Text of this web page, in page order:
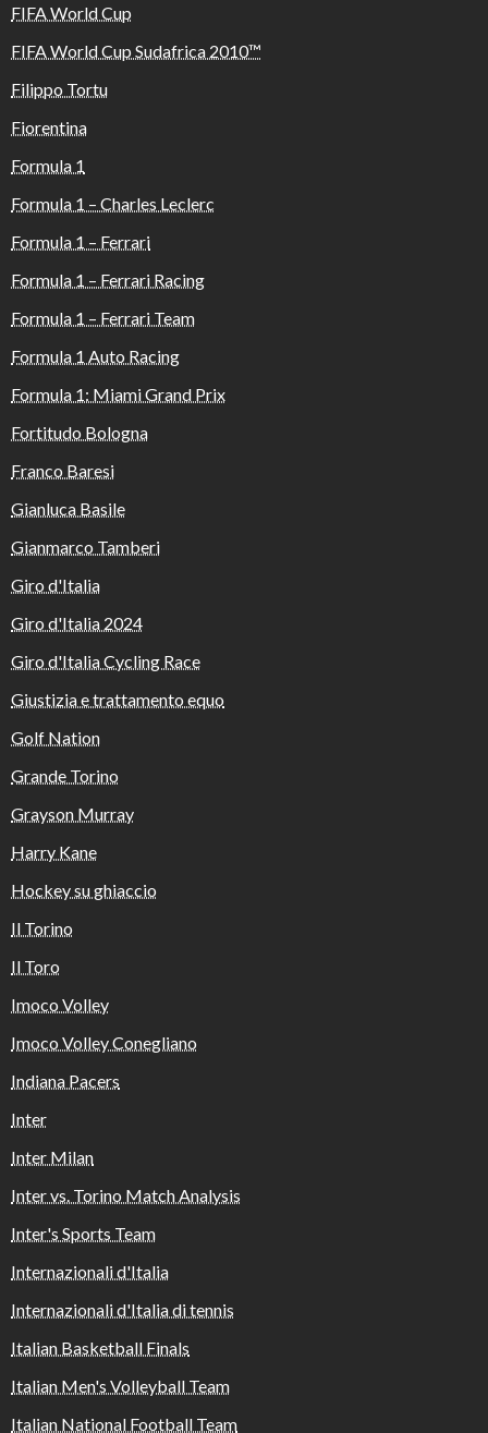
FIFA World Cup
FIFA World Cup Sudafrica 2010™️
Filippo Tortu
Fiorentina
Formula 1
Formula 1 – Charles Leclerc
Formula 1 – Ferrari
Formula 1 – Ferrari Racing
Formula 1 – Ferrari Team
Formula 1 Auto Racing
Formula 1: Miami Grand Prix
Fortitudo Bologna
Franco Baresi
Gianluca Basile
Gianmarco Tamberi
Giro d'Italia
Giro d'Italia 2024
Giro d'Italia Cycling Race
Giustizia e trattamento equo
Golf Nation
Grande Torino
Grayson Murray
Harry Kane
Hockey su ghiaccio
Il Torino
Il Toro
Imoco Volley
Imoco Volley Conegliano
Indiana Pacers
Inter
Inter Milan
Inter vs. Torino Match Analysis
Inter's Sports Team
Internazionali d'Italia
Internazionali d'Italia di tennis
Italian Basketball Finals
Italian Men's Volleyball Team
Italian National Football Team